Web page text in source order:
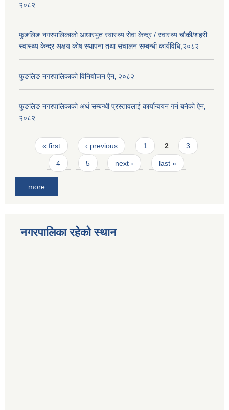
२०८२
फुङलिङ नगरपालिकाको आधारभुत स्वास्थ्य सेवा केन्द्र / स्वास्थ्य चौकी/शहरी
स्वास्थ्य केन्द्र अक्षय कोष स्थापना तथा संचालन सम्बन्धी कार्यविधि,२०८२
फुङलिङ नगरपालिकाको विनियोजन ऐन‚ २०८२
फुङलिङ नगरपालिकाको अर्थ सम्बन्धी प्रस्तावलाई कार्यान्वयन गर्न बनेको ऐन‚
२०८२
Pages
« first ‹ previous 1 2 3
4 5 next › last »
more
नगरपालिका रहेको स्थान